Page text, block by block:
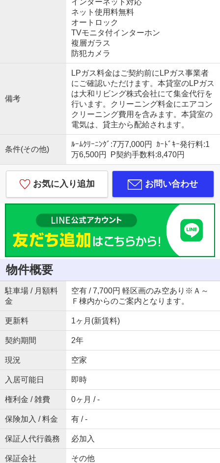
インターネット対応
ネット使用料無料
オートロック
TVモニタ付インターホン
複層ガラス
防犯カメラ
備考
LPガス料金はご契約前にLPガス事業者
にご確認いただけます。本貸室のLPガス
は大和リビング株式会社にて集金代行を
行います。クリーニング料金にエアコン
クリーニング費用を含みます。本貸室の
電気は、貸主から配給されます。
条件(その他)
ﾙｰﾑｸﾘｰﾆﾝｸﾞ:7万7,000円 ｶｰﾄﾞｷｰ発行料:1
万6,500円 P契約手数料:8,470円
お気に入り追加 お問い合わせ
物件概要
駐車場 / 月額料
金
空有 / 7,700円 軽区画のみ空あり※Ａ～
Ｆ棟内からのご案内となります。
更新料 1ヶ月(新賃料)
契約期間 2年
現況 空家
入居可能日 即時
権利金 / 雑費 0ヶ月 / -
保険加入 / 料金 有 / -
保証人代行義務 必加入
保証会社 その他